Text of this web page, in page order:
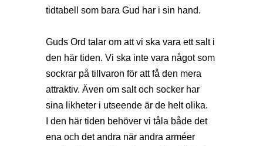
tidtabell som bara Gud har i sin hand.
Guds Ord talar om att vi ska vara ett salt i
den här tiden. Vi ska inte vara något som
sockrar på tillvaron för att få den mera
attraktiv. Även om salt och socker har
sina likheter i utseende är de helt olika.
I den här tiden behöver vi tåla både det
ena och det andra när andra arméer